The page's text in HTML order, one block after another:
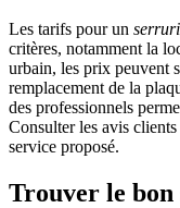
Les tarifs pour un
critères, notamment la
urbain, les prix peuvent
remplacement de la
des professionnels
Consulter les avis
service proposé.
Trouver le